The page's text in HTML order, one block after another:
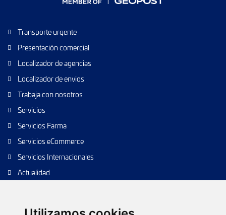
Transporte urgente
Presentación comercial
Localizador de agencias
Localizador de envios
Trabaja con nosotros
Servicios
Servicios Farma
Servicios eCommerce
Servicios Internacionales
Actualidad